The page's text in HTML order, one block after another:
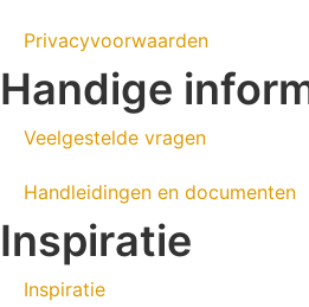
Privacyvoorwaarden
Handige
Veelgestelde vragen
Handleidingen en documenten
Inspiratie
Inspiratie